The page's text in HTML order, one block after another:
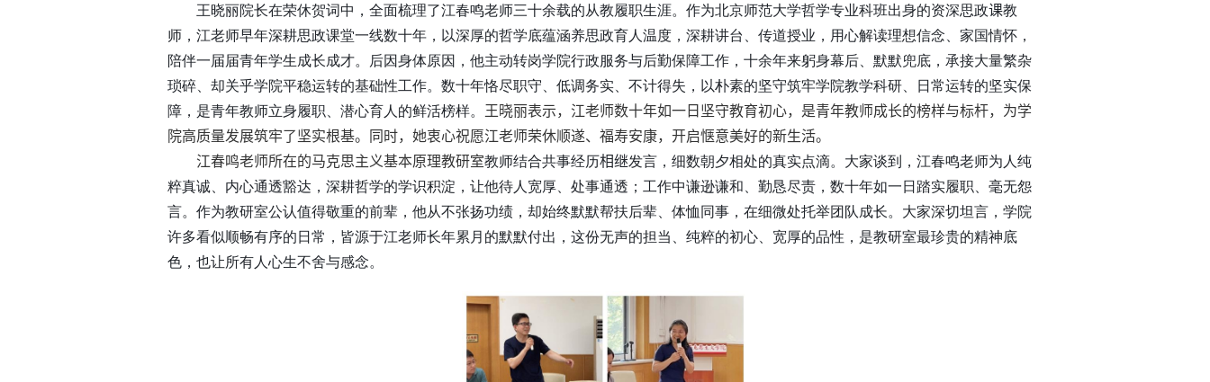
王晓丽院长在荣休贺词中，全面梳理了江春鸣老师三十余载的从教履职生涯。作为北京师范大学哲学专业科班出身的资深思政课教
师，江老师早年深耕思政课堂一线数十年，以深厚的哲学底蕴涵养思政育人温度，深耕讲台、传道授业，用心解读理想信念、家国情怀，
陪伴一届届青年学生成长成才。后因身体原因，他主动转岗学院行政服务与后勤保障工作，十余年来躬身幕后、默默兜底，承接大量繁杂
琐碎、却关乎学院平稳运转的基础性工作。数十年恪尽职守、低调务实、不计得失，以朴素的坚守筑牢学院教学科研、日常运转的坚实保
障，是青年教师立身履职、潜心育人的鲜活榜样。
王晓丽表示，江老师数十年如一日坚守教育初心，是青年教师成长的榜样与标杆，为学
院高质量发展筑牢了坚实根基。同时，她衷心祝愿江老师荣休顺遂、福寿安康，开启惬意美好的新生活。
江春鸣老师所在的马克思主义基本原理教研室教师结合共事经历相继发言，细数朝夕相处的真实点滴。大家谈到，江春鸣老师为人纯
粹真诚、内心通透豁达，深耕哲学的学识积淀，让他待人宽厚、处事通透；工作中谦逊谦和、勤恳尽责，数十年如一日踏实履职、毫无怨
言。作为教研室公认值得敬重的前辈，他从不张扬功绩，却始终默默帮扶后辈、体恤同事，在细微处托举团队成长。大家深切坦言，学院
许多看似顺畅有序的日常，皆源于江老师长年累月的默默付出，这份无声的担当、纯粹的初心、宽厚的品性，是教研室最珍贵的精神底
色，也让所有人心生不舍与感念。